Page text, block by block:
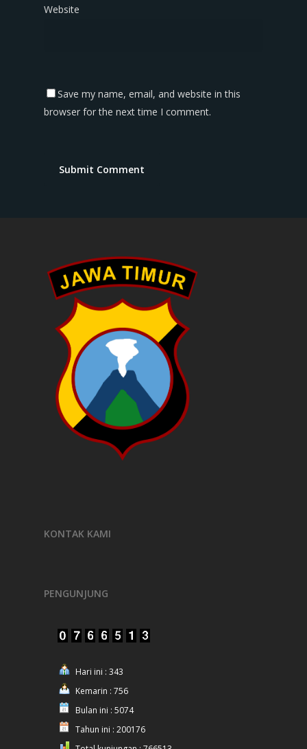
Website
Save my name, email, and website in this
browser for the next time I comment.
KONTAK KAMI
PENGUNJUNG
Hari ini : 343
Kemarin : 756
Bulan ini : 5074
Tahun ini : 200176